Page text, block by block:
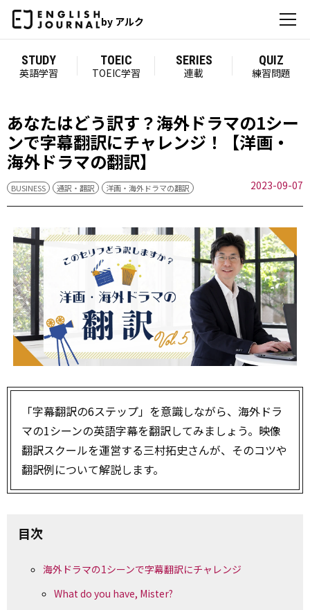
by アルク
STUDY
英語学習
TOEIC
TOEIC学習
SERIES
連載
QUIZ
練習問題
あなたはどう訳す？海外ドラマの1シー
ンで字幕翻訳にチャレンジ！【洋画・
海外ドラマの翻訳】
BUSINESS 通訳・翻訳 洋画・海外ドラマの翻訳 2023-09-07
「字幕翻訳の6ステップ」を意識しながら、海外ドラ
マの1シーンの英語字幕を翻訳してみましょう。映像
翻訳スクールを運営する三村拓史さんが、そのコツや
翻訳例について解説します。
目次
海外ドラマの1シーンで字幕翻訳にチャレンジ
What do you have, Mister?